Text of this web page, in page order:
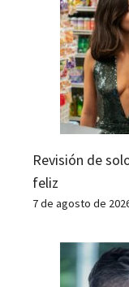
Revisión de
feliz
7 de agosto de